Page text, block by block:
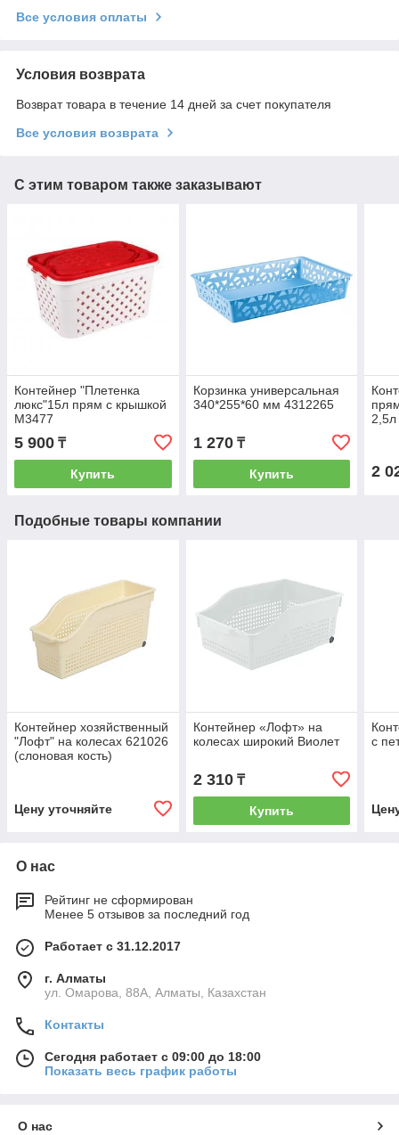
Все условия оплаты
Условия возврата
Возврат товара в течение 14 дней за счет покупателя
Все условия возврата
С этим товаром также заказывают
Контейнер "Плетенка
люкс"15л прям с крышкой
М3477
5 900 ₸
Купить
Корзинка универсальная
340*255*60 мм 4312265
1 270₸
Купить 2
Подобные товары компании
Контейнер хозяйственный
"Лофт" на колесах 621026
(слоновая кость)
Цену уточняйте
Контейнер «Лофт» на
колесах широкий Виолет
2 310₸
Купить
с
О нас
Рейтинг не сформирован
Менее 5 отзывов за последний год
Работает с 31.12.2017
г. Алматы
ул. Омарова, 88А, Алматы, Казахстан
Контакты
Сегодня работает с 09:00 до 18:00
Показать весь график работы
О нас